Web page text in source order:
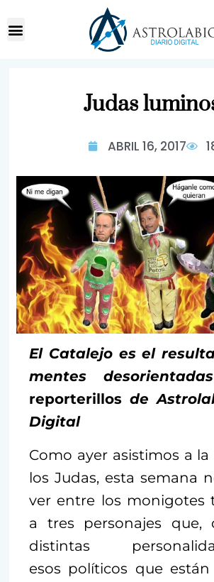
Judas
ABRIL 16, 2017
El Catalejo es el
mentes
reporterillos de
Digital
Como ayer asistimos a
los Judas, esta semana
ver entre los monigotes
a tres personajes que,
distintas
esos políticos que